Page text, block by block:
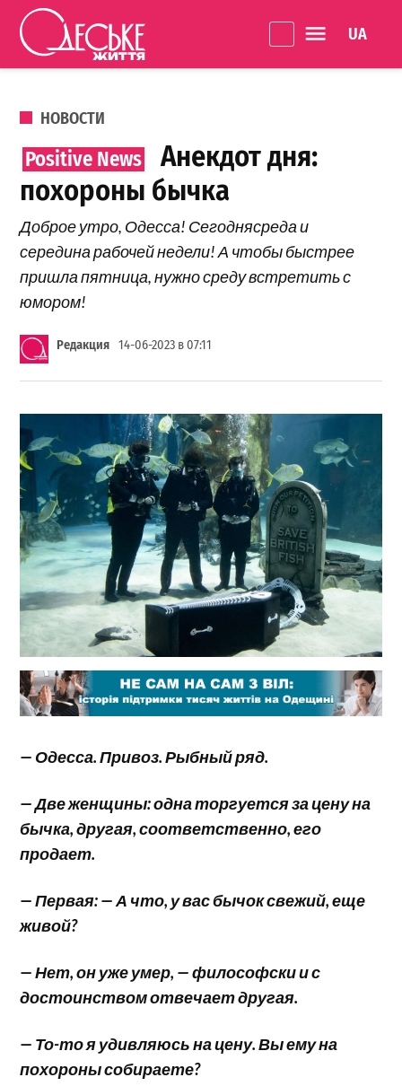
Перейти к содержанию
життя
ОПУБЛИКОВАНО В
НОВОСТИ
Анекдот дня:
похороны бычка
Доброе утро, Одесса! Сегоднясреда и
середина рабочей недели! А чтобы быстрее
пришла пятница, нужно среду встретить с
юмором!
Редакция 14-06-2023 в 07:11
— Одесса. Привоз. Рыбный ряд.
— Две женщины: одна торгуется за цену на
бычка, другая, соответственно, его
продает.
— Первая: — А что, у вас бычок свежий, еще
живой?
— Нет, он уже умер, — философски и с
достоинством отвечает другая.
— То-то я удивляюсь на цену. Вы ему на
похороны собираете?